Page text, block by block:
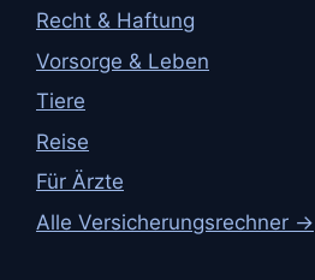
Recht & Haftung
Vorsorge & Leben
Tiere
Reise
Für Ärzte
Alle Versicherungsrechner →